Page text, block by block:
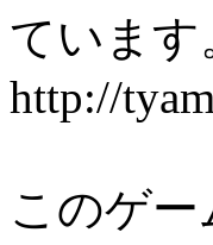
ています
http://
このゲー